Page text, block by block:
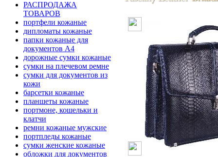
РАСПРОДАЖА
ТОВАРОВ
портфели кожаные
дипломаты кожаные
папки кожаные для
документов А4
дорожные сумки кожаные
сумки на плечевом ремне
сумки для документов из
кожи
барсетки кожаные
планшеты кожаные
портмоне, кошельки и
клатчи
ремни кожаные мужские
портпледы кожаные
сумки женские кожаные
обложки для документов